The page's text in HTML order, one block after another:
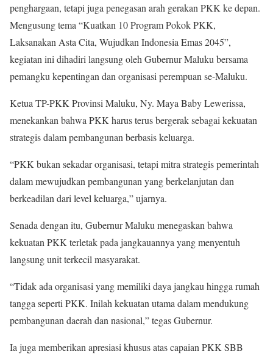
penghargaan, tetapi juga penegasan arah gerakan PKK ke depan.
Mengusung tema “Kuatkan 10 Program Pokok PKK,
Laksanakan Asta Cita, Wujudkan Indonesia Emas 2045”,
kegiatan ini dihadiri langsung oleh Gubernur Maluku bersama
pemangku kepentingan dan organisasi perempuan se-Maluku.
Ketua TP-PKK Provinsi Maluku, Ny. Maya Baby Lewerissa,
menekankan bahwa PKK harus terus bergerak sebagai kekuatan
strategis dalam pembangunan berbasis keluarga.
“PKK bukan sekadar organisasi, tetapi mitra strategis pemerintah
dalam mewujudkan pembangunan yang berkelanjutan dan
berkeadilan dari level keluarga,” ujarnya.
Senada dengan itu, Gubernur Maluku menegaskan bahwa
kekuatan PKK terletak pada jangkauannya yang menyentuh
langsung unit terkecil masyarakat.
“Tidak ada organisasi yang memiliki daya jangkau hingga rumah
tangga seperti PKK. Inilah kekuatan utama dalam mendukung
pembangunan daerah dan nasional,” tegas Gubernur.
Ia juga memberikan apresiasi khusus atas capaian PKK SBB